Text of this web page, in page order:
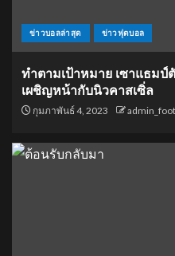
ข่าวบอลล่าสุด ข่าวฟุตบอล
ทำตามเป้าหมาย เซาแธมป์
เผชิญหน้ากับนิวคาสเซิ่ล
กุมภาพันธ์ 4, 2023